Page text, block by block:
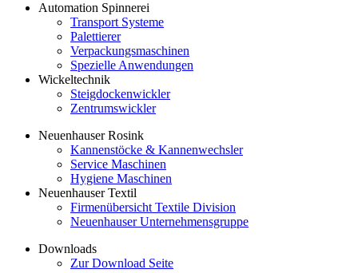
Automation Spinnerei
Transport Systeme
Palettierer
Verpackungsmaschinen
Spezielle Anwendungen
Wickeltechnik
Steigdockenwickler
Zentrumswickler
Neuenhauser Rosink
Kannenstöcke & Kannenwechsler
Service Maschinen
Hygiene Maschinen
Neuenhauser Textil
Firmenübersicht Textile Division
Neuenhauser Unternehmensgruppe
Downloads
Zur Download Seite